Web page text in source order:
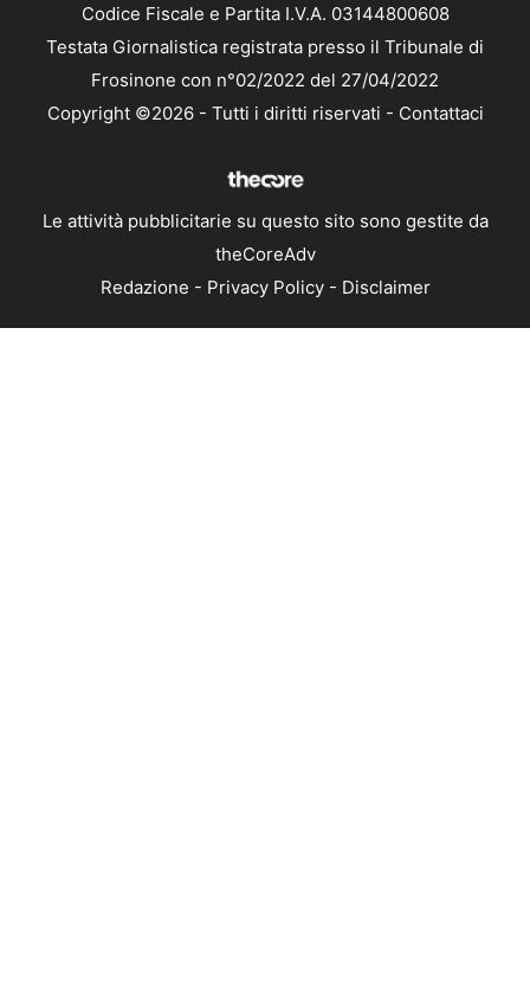
Codice Fiscale e Partita I.V.A. 03144800608
Testata Giornalistica registrata presso il Tribunale di
Frosinone con n°02/2022 del 27/04/2022
Copyright ©2026 - Tutti i diritti riservati - Contattaci
Le attività pubblicitarie su questo sito sono gestite da
theCoreAdv
Redazione - Privacy Policy- Disclaimer